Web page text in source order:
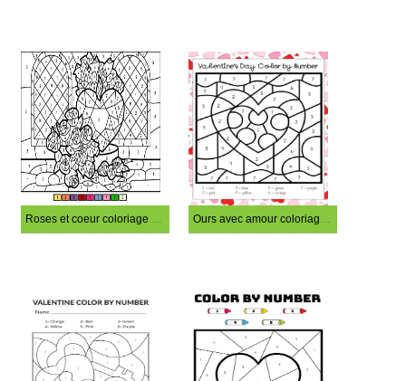
Roses et coeur coloriage magique Ours avec amour coloriage magique